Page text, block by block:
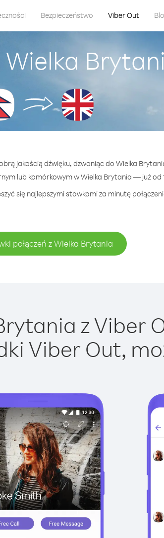
Bezpieczeństwo Viber Out
jakością dźwięku, dzwoniąc do Wielka
lub komórkowym w Wielka Brytania — już od
się najlepszymi stawkami za minutę
połączeń z Wielka Brytania
z Viber
Viber Out,